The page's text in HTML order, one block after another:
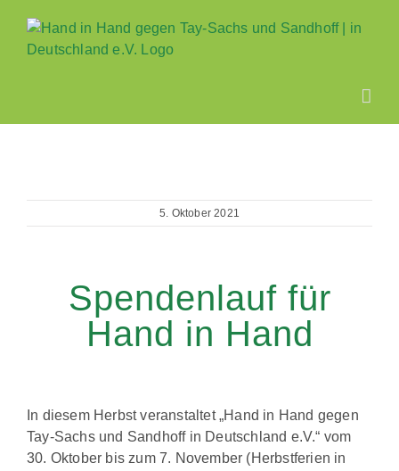
Inhalt
springen
5. Oktober 2021
Spendenlauf für
Hand in Hand
In diesem Herbst veranstaltet „Hand in Hand gegen
Tay-Sachs und Sandhoff in Deutschland e.V.“ vom
30. Oktober bis zum 7. November (Herbstferien in